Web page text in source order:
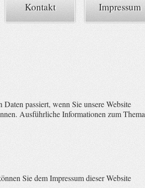
Kontakt Impressum
passiert, wenn Sie unsere Website
Ausführliche Informationen zum Thema
Sie dem Impressum dieser Website